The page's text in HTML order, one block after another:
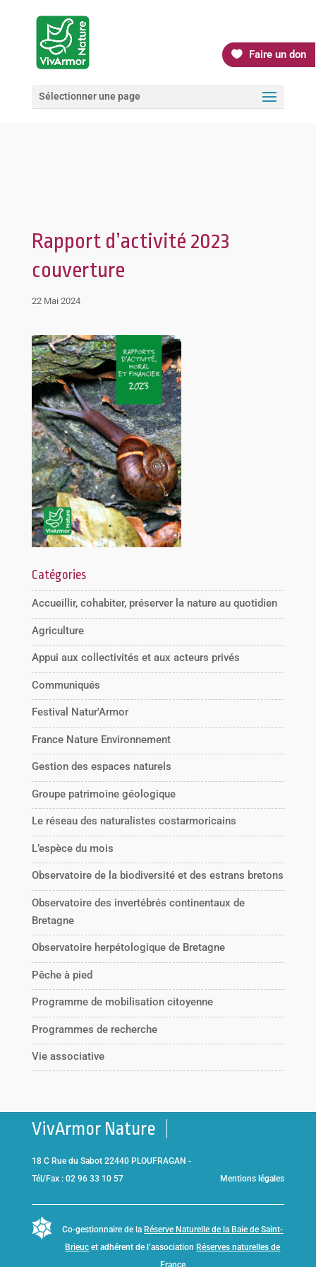
Faire un don
Sélectionner une page
Rapport d’activité 2023
couverture
22 Mai 2024
Catégories
Accueillir, cohabiter, préserver la nature au quotidien
Agriculture
Appui aux collectivités et aux acteurs privés
Communiqués
Festival Natur'Armor
France Nature Environnement
Gestion des espaces naturels
Groupe patrimoine géologique
Le réseau des naturalistes costarmoricains
L’espèce du mois
Observatoire de la biodiversité et des estrans bretons
Observatoire des invertébrés continentaux de
Bretagne
Observatoire herpétologique de Bretagne
Pêche à pied
Programme de mobilisation citoyenne
Programmes de recherche
Vie associative
VivArmor Nature
18 C Rue du Sabot 22440 PLOUFRAGAN -
Tél/Fax : 02 96 33 10 57
Mentions légales
Co-gestionnaire de la Réserve Naturelle de la Baie de Saint-
Brieuc et adhérent de l’association Réserves naturelles de